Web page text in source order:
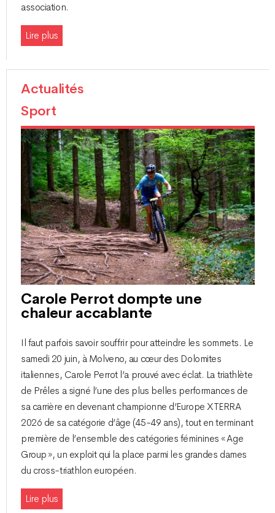
association.
Lire plus
Actualités
Sport
Carole Perrot dompte une
chaleur accablante
​Il faut parfois savoir souffrir pour atteindre les sommets. Le
samedi 20 juin, à Molveno, au cœur des Dolomites
italiennes, Carole Perrot l’a prouvé avec éclat. La triathlète
de Prêles a signé l’une des plus belles performances de
sa carrière en devenant championne d’Europe XTERRA
2026 de sa catégorie d’âge (45-49 ans), tout en terminant
première de l’ensemble des catégories féminines « Age
Group », un exploit qui la place parmi les grandes dames
du cross-triathlon européen.
Lire plus